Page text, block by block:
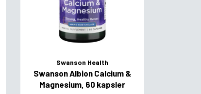
Swanson Health
Swanson Albion Calcium &
Magnesium, 60 kapsler